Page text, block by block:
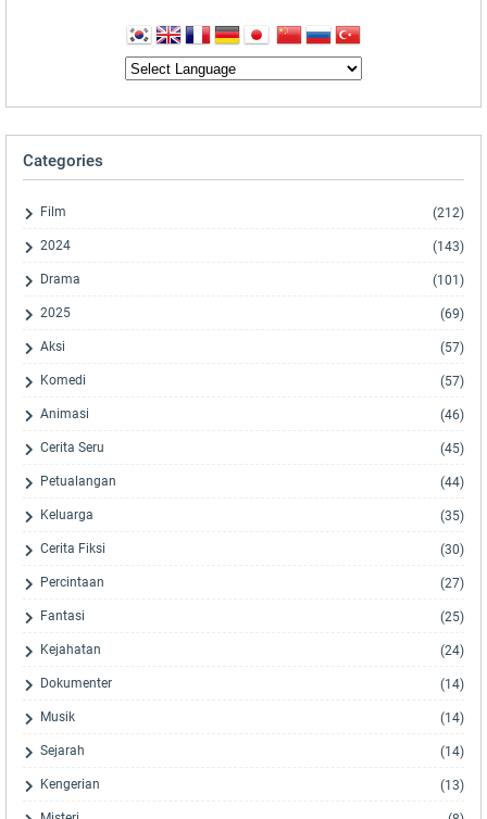
Categories
Film (212)
2024 (143)
Drama (101)
2025 (69)
Aksi (57)
Komedi (57)
Animasi (46)
Cerita Seru (45)
Petualangan (44)
Keluarga (35)
Cerita Fiksi (30)
Percintaan (27)
Fantasi (25)
Kejahatan (24)
Dokumenter (14)
Musik (14)
Sejarah (14)
Kengerian (13)